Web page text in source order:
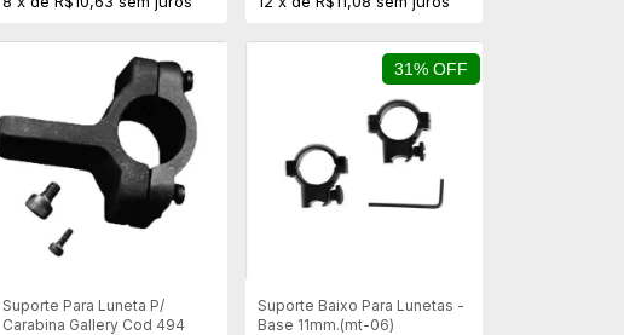
Suporte Para Luneta P/
Carabina Gallery Cod 494
31% OFF
Suporte Baixo Para Lunetas -
Base 11mm.(mt-06)